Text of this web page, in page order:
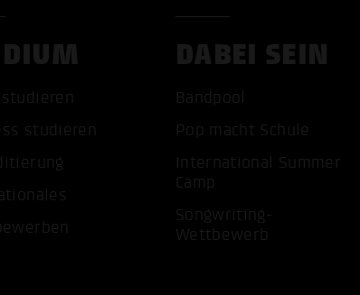
studieren
DABEI SEIN
Bandpool
Pop macht Schule
International Summer
Camp
Songwriting-
Wettbewerb